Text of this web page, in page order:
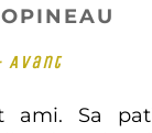
Avant
ami. Sa